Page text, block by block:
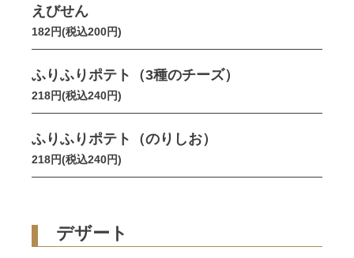
えびせん
182円(税込200円)
ふりふりポテト（3種のチーズ）
218円(税込240円)
ふりふりポテト（のりしお）
218円(税込240円)
デザート